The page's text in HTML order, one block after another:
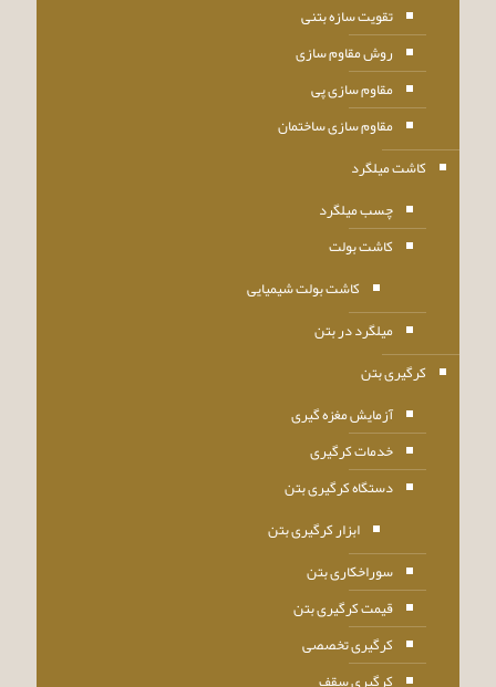
تقویت سازه بتنی
روش مقاوم سازی
مقاوم سازی پی
مقاوم سازی ساختمان
کاشت میلگرد
چسب میلگرد
کاشت بولت
کاشت بولت شیمیایی
میلگرد در بتن
کرگیری بتن
آزمایش مغزه گیری
خدمات کرگیری
دستگاه کرگیری بتن
ابزار کرگیری بتن
سوراخکاری بتن
قیمت کرگیری بتن
کرگیری تخصصی
کرگیری سقف